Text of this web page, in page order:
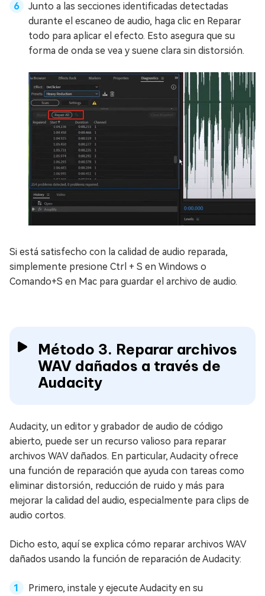
Junto a las secciones identificadas detectadas
durante el escaneo de audio, haga clic en Reparar
todo para aplicar el efecto. Esto asegura que su
forma de onda se vea y suene clara sin distorsión.
Si está satisfecho con la calidad de audio reparada,
simplemente presione Ctrl + S en Windows o
Comando+S en Mac para guardar el archivo de audio.
Método 3. Reparar archivos
WAV dañados a través de
Audacity
Audacity, un editor y grabador de audio de código
abierto, puede ser un recurso valioso para reparar
archivos WAV dañados. En particular, Audacity ofrece
una función de reparación que ayuda con tareas como
eliminar distorsión, reducción de ruido y más para
mejorar la calidad del audio, especialmente para clips de
audio cortos.
Dicho esto, aquí se explica cómo reparar archivos WAV
dañados usando la función de reparación de Audacity:
Primero, instale y ejecute Audacity en su